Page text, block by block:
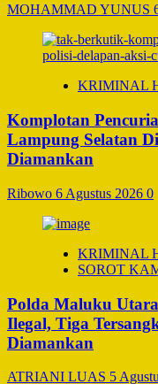
MOHAMMAD YUNUS
KRIMINAL
Komplotan
Lampung Selatan
Diamankan
Ribowo 6 Agustus 2026 0
KRIMINAL
SOROT
Polda Maluku
Ilegal, Tiga
Diamankan
ATRIANI LUAS 5